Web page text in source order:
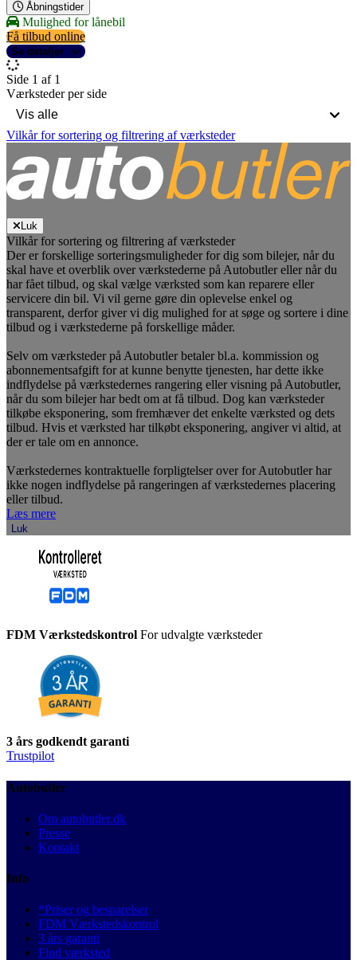
Åbningstider
Mulighed for lånebil
Få tilbud online
Se detaljer
Side 1 af 1
Værksteder per side
Vilkår for sortering og filtrering af værksteder
Luk
Vilkår for sortering og filtrering af værksteder
Der er forskellige sorteringsmuligheder for dig som bilejer, når du
skal have et overblik over værkstederne på Autobutler eller når du
har fået tilbud, og skal vælge værksted som kan reparere eller
servicere din bil. Vi vil gerne gøre din oplevelse enkel og
transparent, derfor giver vi dig mulighed for at søge og sortere i dine
tilbud og i værkstederne på forskellige måder.
Selv om værksteder på Autobutler betaler bl.a. kommission og
abonnementsafgift for at kunne benytte tjenesten, har dette ikke
indflydelse på værkstedernes rangering eller visning på Autobutler,
når du som bilejer har bedt om at få tilbud. Dog kan værksteder
tilkøbe eksponering, som fremhæver det enkelte værksted og dets
tilbud. Hvis et værksted har tilkøbt eksponering, angiver vi altid, at
der er tale om en annonce.
Værkstedernes kontraktuelle forpligtelser over for Autobutler har
ikke nogen indflydelse på rangeringen af værkstedernes placering
eller tilbud.
Læs mere
Luk
FDM Værkstedskontrol For udvalgte værksteder
3 års godkendt garanti
Trustpilot
Autobutler
Om autobutler.dk
Presse
Kontakt
Info
*Priser og besparelser
FDM Værkstedskontrol
3 års garanti
Find værksted